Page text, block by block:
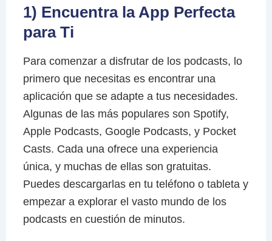
1) Encuentra la App Perfecta
para Ti
Para comenzar a disfrutar de los podcasts, lo
primero que necesitas es encontrar una
aplicación que se adapte a tus necesidades.
Algunas de las más populares son Spotify,
Apple Podcasts, Google Podcasts, y Pocket
Casts. Cada una ofrece una experiencia
única, y muchas de ellas son gratuitas.
Puedes descargarlas en tu teléfono o tableta y
empezar a explorar el vasto mundo de los
podcasts en cuestión de minutos.